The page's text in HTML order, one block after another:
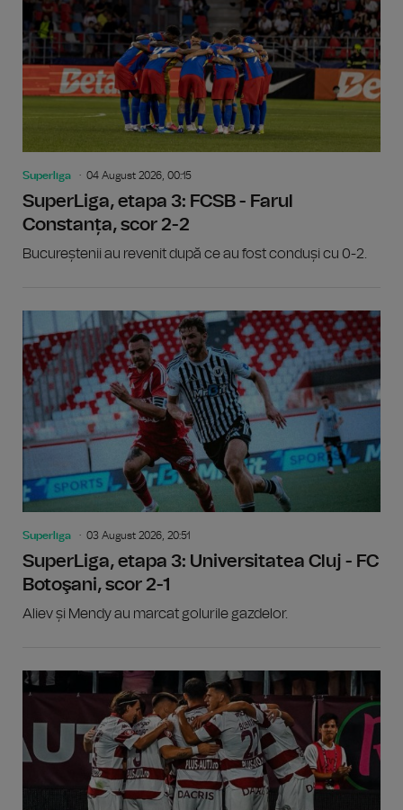
Superliga 04 August 2026, 00:15
SuperLiga, etapa 3: FCSB - Farul
Constanța, scor 2-2
Bucureștenii au revenit după ce au fost conduși cu 0-2.
Superliga 03 August 2026, 20:51
SuperLiga, etapa 3: Universitatea Cluj - FC
Botoşani, scor 2-1
Aliev și Mendy au marcat golurile gazdelor.